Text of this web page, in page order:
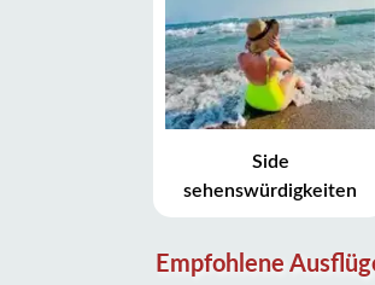
Side
sehenswürdigkeiten
Empfohlene